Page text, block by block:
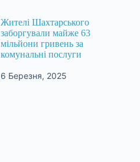
Жителі Шахтарського
заборгували майже 63
мільйони гривень за
комунальні послуги
6 Березня, 2025